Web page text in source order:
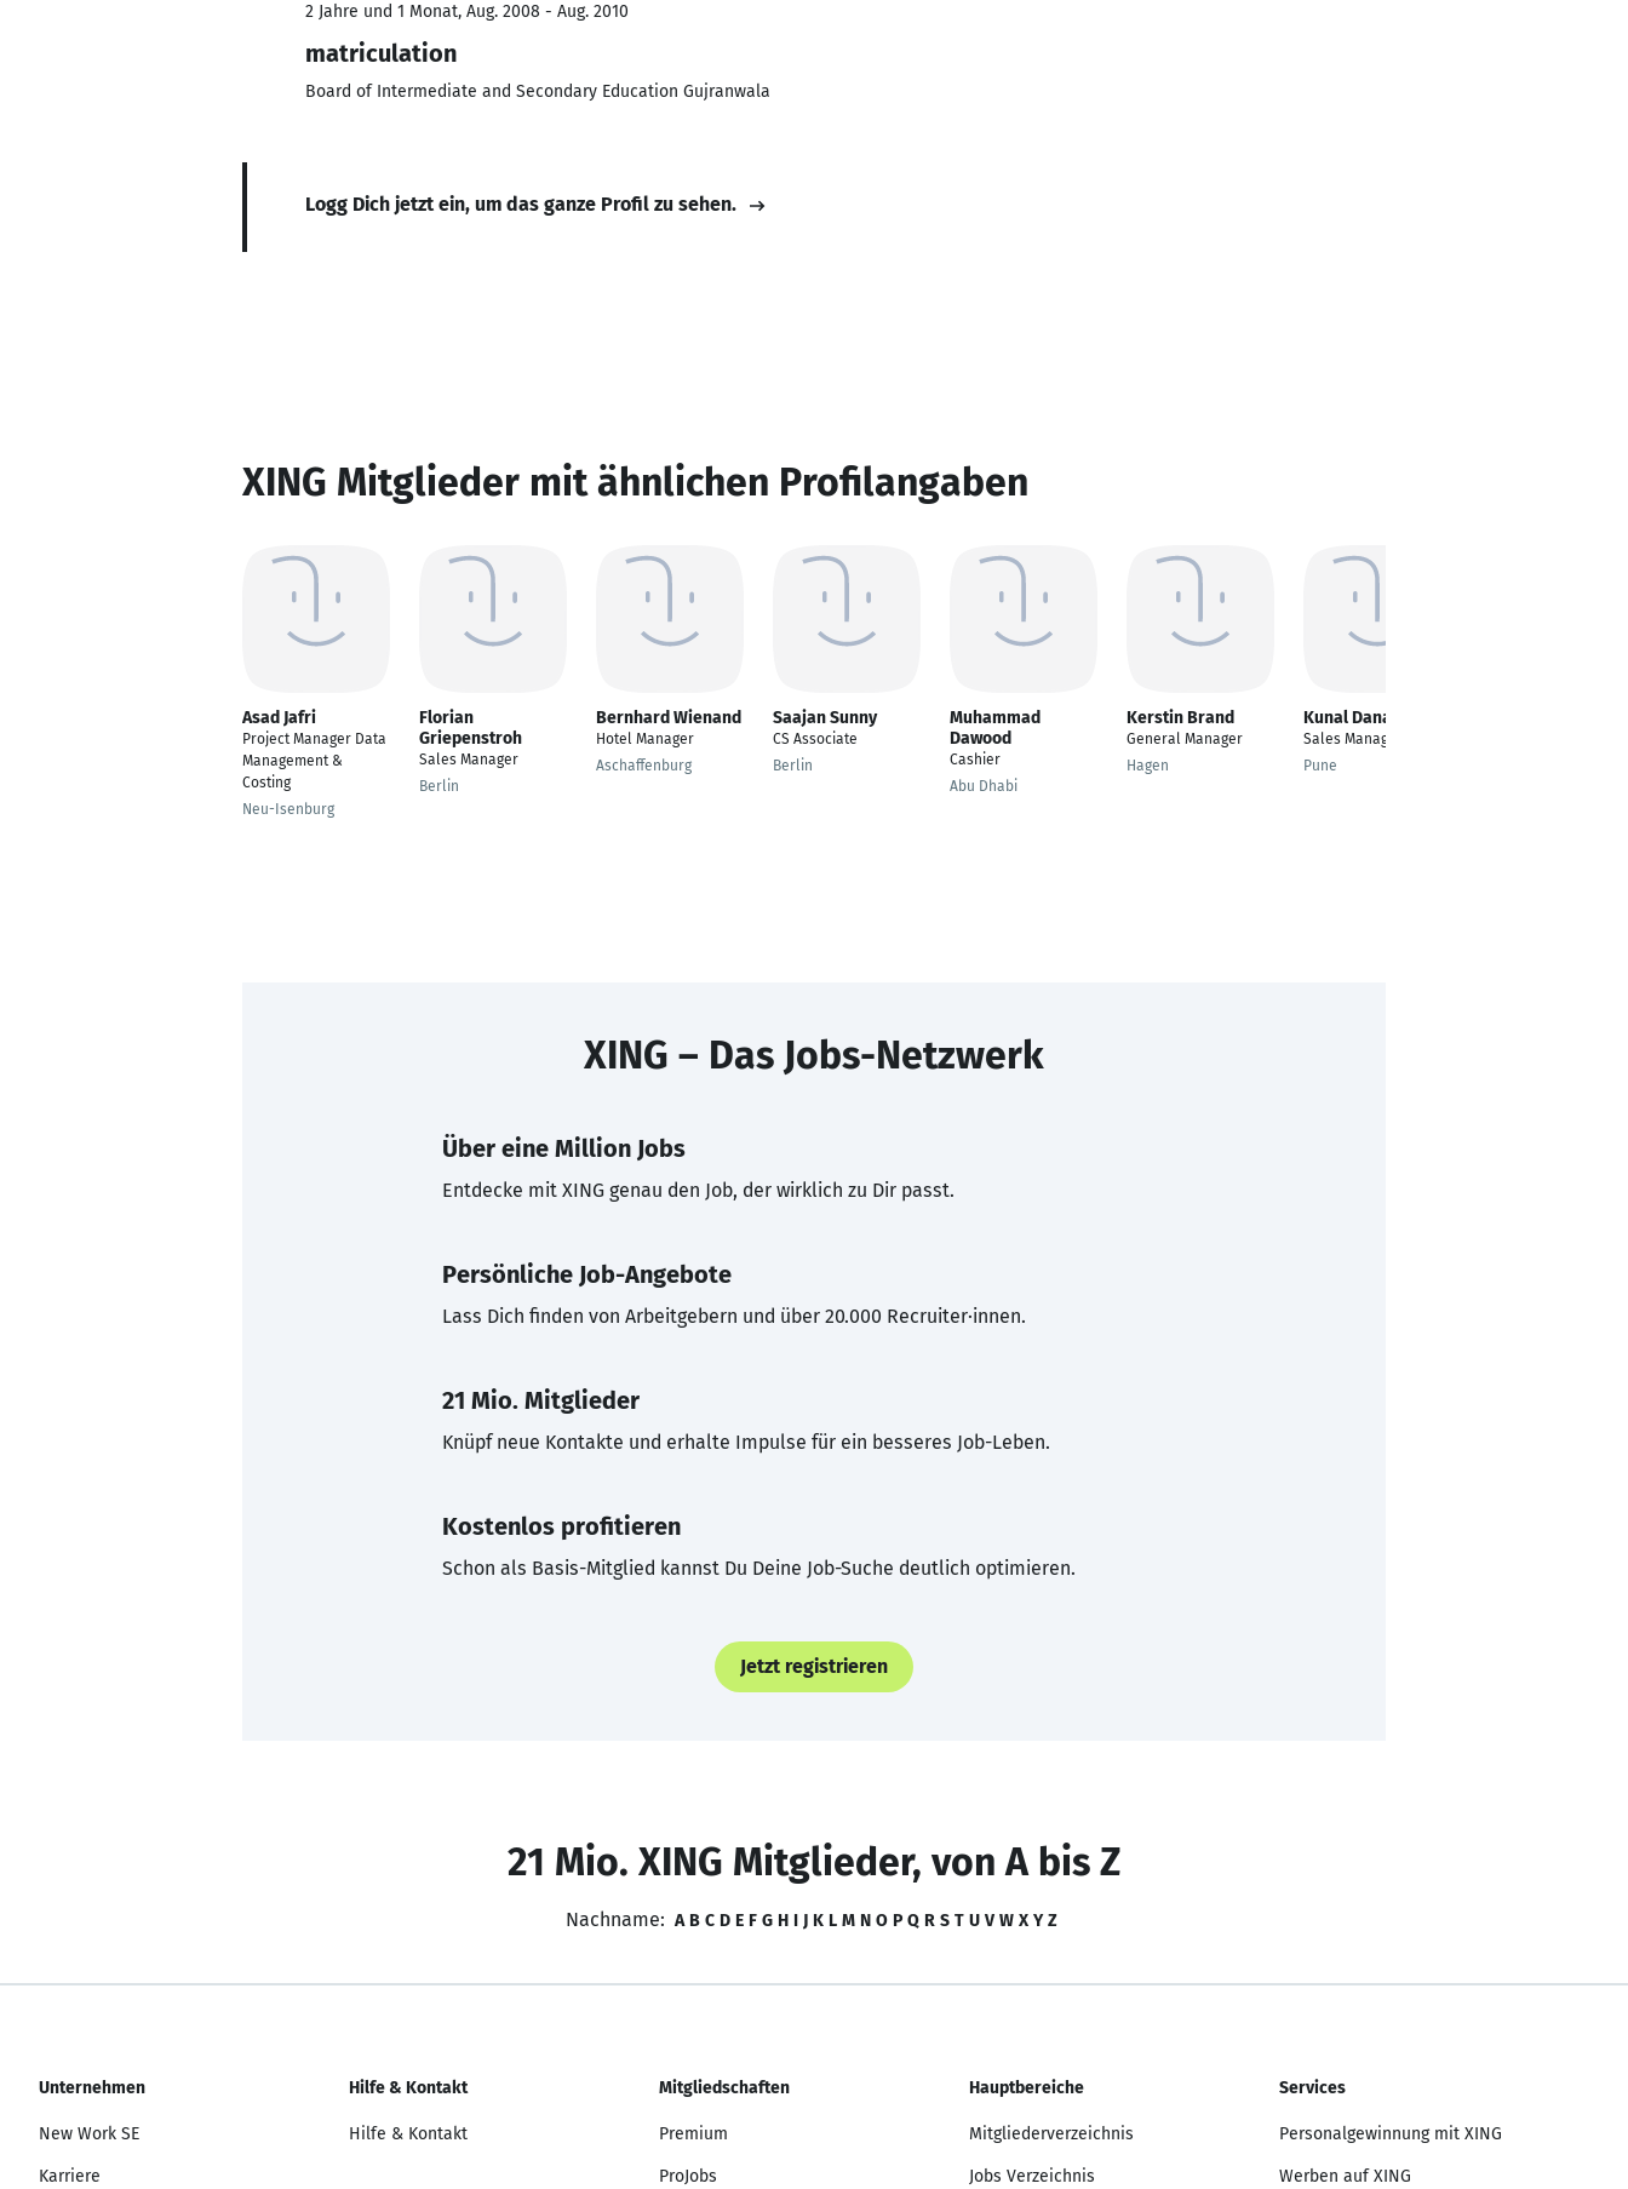
2 Jahre und 1 Monat, Aug. 2008 - Aug. 2010
matriculation
Board of Intermediate and Secondary Education Gujranwala
Logg Dich jetzt ein, um das ganze Profil zu sehen.
XING Mitglieder mit ähnlichen Profilangaben
Asad Jafri
Project Manager Data
Management &
Costing
Neu-Isenburg
Florian
Griepenstroh
Sales Manager
Berlin
Bernhard Wienand
Hotel Manager
Aschaffenburg
Saajan Sunny
CS Associate
Berlin
Muhammad
Dawood
Cashier
Abu Dhabi
Kerstin Brand
General Manager
Hagen
Kunal Danane
Sales Manager
Pune
XING – Das Jobs-Netzwerk
Über eine Million Jobs
Entdecke mit XING genau den Job, der wirklich zu Dir passt.
Persönliche Job-Angebote
Lass Dich finden von Arbeitgebern und über 20.000 Recruiter·innen.
21 Mio. Mitglieder
Knüpf neue Kontakte und erhalte Impulse für ein besseres Job-Leben.
Kostenlos profitieren
Schon als Basis-Mitglied kannst Du Deine Job-Suche deutlich optimieren.
Jetzt registrieren
21 Mio. XING Mitglieder, von A bis Z
Nachname: A B C D E F G H I J K L M N O P Q R S T U V W X Y Z
Unternehmen
New Work SE
Karriere
Hilfe & Kontakt
Hilfe & Kontakt
Mitgliedschaften
Premium
ProJobs
Hauptbereiche
Mitgliederverzeichnis
Jobs Verzeichnis
Services
Personalgewinnung mit XING
Werben auf XING